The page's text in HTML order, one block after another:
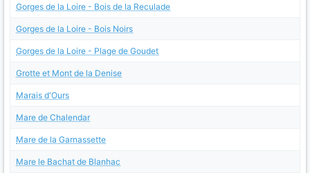
Gorges de la Loire - Bois de la Reculade
Gorges de la Loire - Bois Noirs
Gorges de la Loire - Plage de Goudet
Grotte et Mont de la Denise
Marais d'Ours
Mare de Chalendar
Mare de la Garnassette
Mare le Bachat de Blanhac